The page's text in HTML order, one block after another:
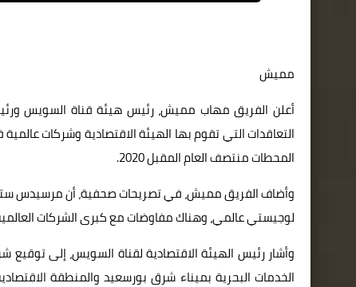
مميش
أعلن الفريق مهاب مميش، رئيس هيئة قناة السويس
التعاقدات التي تقوم بها الهيئة الاقتصادية وشركات
المحطات منتصف العام المقبل 2020.
وأضاف الفريق مميش، في تصريحات صحفية، أن مرسيدس
لوجيستي عالمي، وهناك مفاوضات مع كبرى الشركات
الخدمات البحرية بميناء شرق بورسعيد والمنطقة